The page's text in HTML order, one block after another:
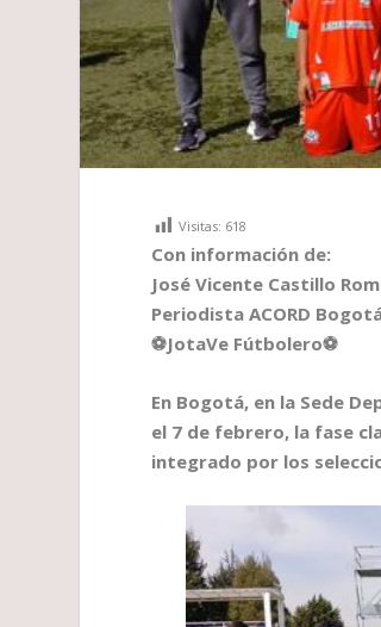
Visitas: 618
Con información de:
José Vicente Castillo
Periodista ACORD
⚽JotaVe Fútbolero⚽
En Bogotá, en la Sede
el 7 de febrero, la fase
integrado por los